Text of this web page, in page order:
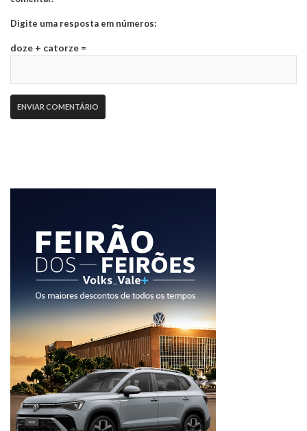
Digite uma resposta em números:
doze + catorze =